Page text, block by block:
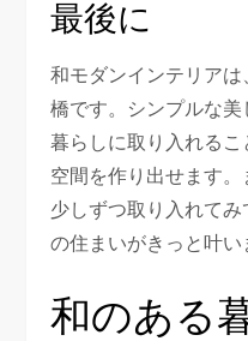
最後に
和モダンインテリア
橋です。シンプルな
暮らしに取り入れる
空間を作り出せます
少しずつ取り入れて
の住まいがきっと叶い
和のある